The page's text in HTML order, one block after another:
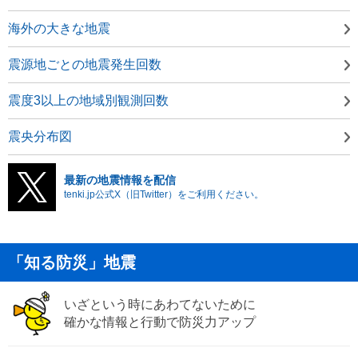
海外の大きな地震
震源地ごとの地震発生回数
震度3以上の地域別観測回数
震央分布図
最新の地震情報を配信
tenki.jp公式X（旧Twitter）をご利用ください。
「知る防災」地震
いざという時にあわてないために
確かな情報と行動で防災力アップ